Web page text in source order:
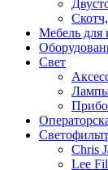
Мебель для
Свет
Chris
Lee